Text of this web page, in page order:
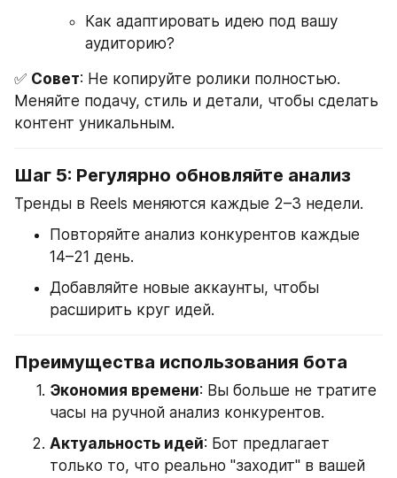
Как адаптировать идею под вашу
аудиторию?
✅ Совет: Не копируйте ролики полностью.
Меняйте подачу, стиль и детали, чтобы сделать
контент уникальным.
Шаг 5: Регулярно обновляйте анализ
Тренды в Reels меняются каждые 2–3 недели.
Повторяйте анализ конкурентов каждые
14–21 день.
Добавляйте новые аккаунты, чтобы
расширить круг идей.
Преимущества использования бота
Экономия времени: Вы больше не тратите
часы на ручной анализ конкурентов.
Актуальность идей: Бот предлагает
только то, что реально "заходит" в вашей